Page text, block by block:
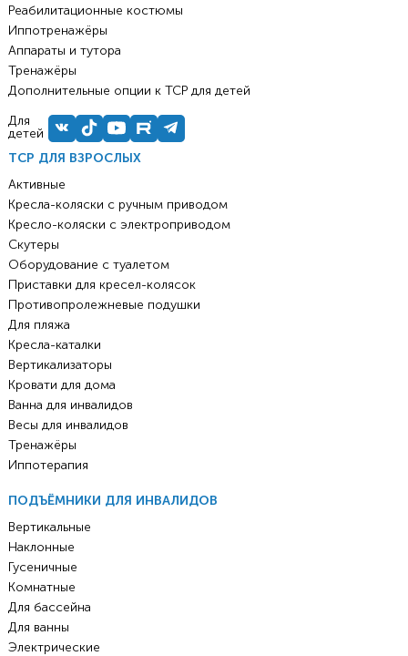
ТСР ДЛЯ ВЗРОСЛЫХ
Активные
Кресла-коляски с ручным приводом
Кресло-коляски с электроприводом
Скутеры
Оборудование с туалетом
Приставки для кресел-колясок
Противопролежневые подушки
Для пляжа
Кресла-каталки
Вертикализаторы
Кровати для дома
Ванна для инвалидов
Весы для инвалидов
Тренажёры
Иппотерапия
ПОДЪЁМНИКИ ДЛЯ ИНВАЛИДОВ
Вертикальные
Наклонные
Гусеничные
Комнатные
Для бассейна
Для ванны
Электрические
Реабилитационные костюмы
Иппотренажёры
Аппараты и тутора
Тренажёры
Дополнительные опции к ТСР для детей
Для
детей